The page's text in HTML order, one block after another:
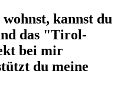
kannst du
das "Tirol-
bei mir
du meine